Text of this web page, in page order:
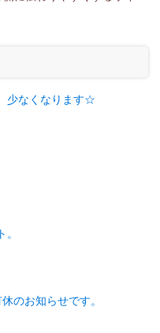
少なくなります☆
。
のお知らせです。